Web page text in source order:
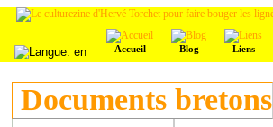
Accueil Blog Liens
Documents bretons